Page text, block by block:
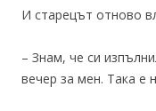
И старецът отново
– Знам, че си
вечер за мен. Така е